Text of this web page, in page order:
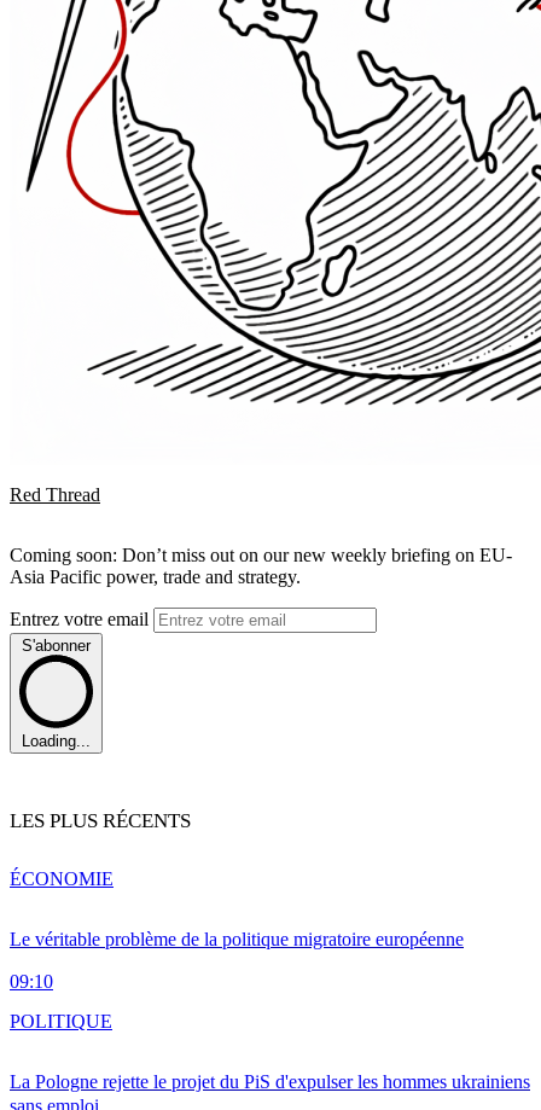
Red Thread
Coming soon: Don’t miss out on our new weekly briefing on EU-
Asia Pacific power, trade and strategy.
Entrez votre email
S'abonner
Loading...
LES PLUS RÉCENTS
Le véritable problème de la politique migratoire européenne
09:10
ÉCONOMIE
La Pologne rejette le projet du PiS d'expulser les hommes ukrainiens
POLITIQUE